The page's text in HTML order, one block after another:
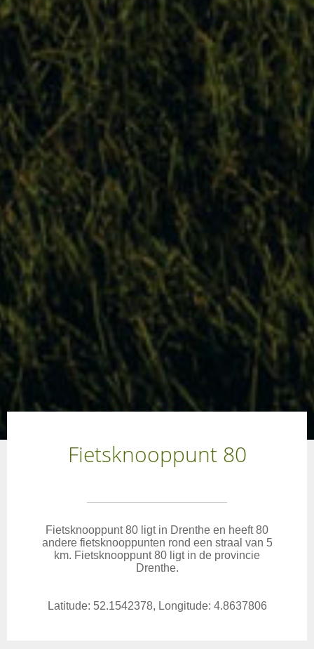
Fietsknooppunt 80
Fietsknooppunt 80 ligt in Drenthe en heeft 80
andere fietsknooppunten rond een straal van 5
km. Fietsknooppunt 80 ligt in de provincie
Drenthe.
Latitude: 52.1542378, Longitude: 4.8637806